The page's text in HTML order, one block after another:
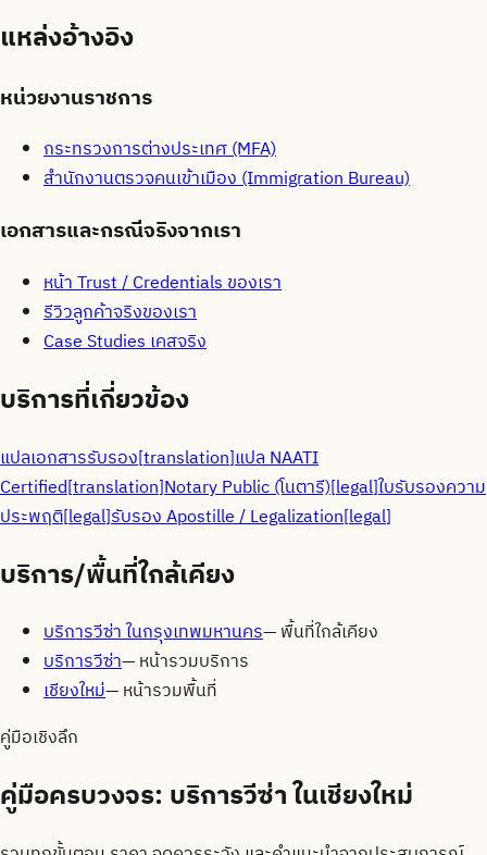
แหล่งอ้างอิง
หน่วยงานราชการ
กระทรวงการต่างประเทศ (MFA)
สำนักงานตรวจคนเข้าเมือง (Immigration Bureau)
เอกสารและกรณีจริงจากเรา
หน้า Trust / Credentials ของเรา
รีวิวลูกค้าจริงของเรา
Case Studies เคสจริง
บริการที่เกี่ยวข้อง
แปลเอกสารรับรอง[translation]แปล NAATI
Certified[translation]Notary Public (โนตารี)[legal]ใบรับรองความ
ประพฤติ[legal]รับรอง Apostille / Legalization[legal]
บริการ/พื้นที่ใกล้เคียง
บริการวีซ่า ในกรุงเทพมหานคร—พื้นที่ใกล้เคียง
บริการวีซ่า—หน้ารวมบริการ
เชียงใหม่—หน้ารวมพื้นที่
คู่มือเชิงลึก
คู่มือครบวงจร: บริการวีซ่า ในเชียงใหม่